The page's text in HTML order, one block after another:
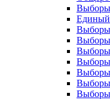
Выборы
Единый
Выборы
Выборы
Выборы
Выборы
Выборы
Выборы
Выборы